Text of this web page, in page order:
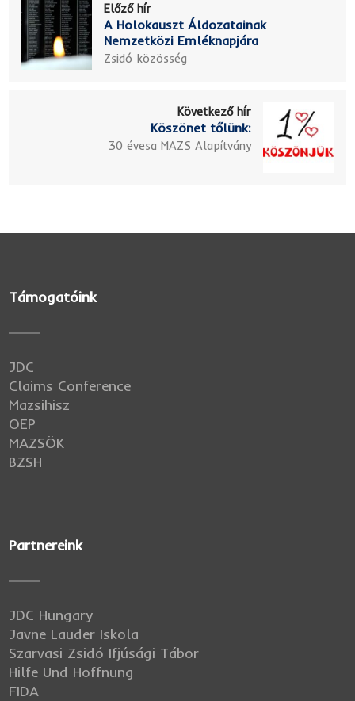
Előző hír
A Holokauszt Áldozatainak
Nemzetközi Emléknapjára
Zsidó közösség
Következő hír
Köszönet tőlünk:
30 évesa MAZS Alapítvány
Támogatóink
JDC
Claims Conference
Mazsihisz
OEP
MAZSÖK
BZSH
Partnereink
JDC Hungary
Javne Lauder Iskola
Szarvasi Zsidó Ifjúsági Tábor
Hilfe Und Hoffnung
FIDA